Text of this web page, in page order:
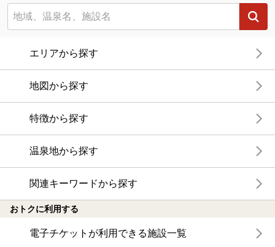
エリアから探す
地図から探す
特徴から探す
温泉地から探す
関連キーワードから探す
おトクに利用する
電子チケットが利用できる施設一覧